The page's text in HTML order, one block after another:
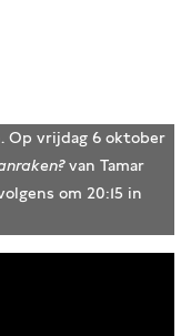
Op vrijdag 6 oktober
van Tamar
om 20:15 in